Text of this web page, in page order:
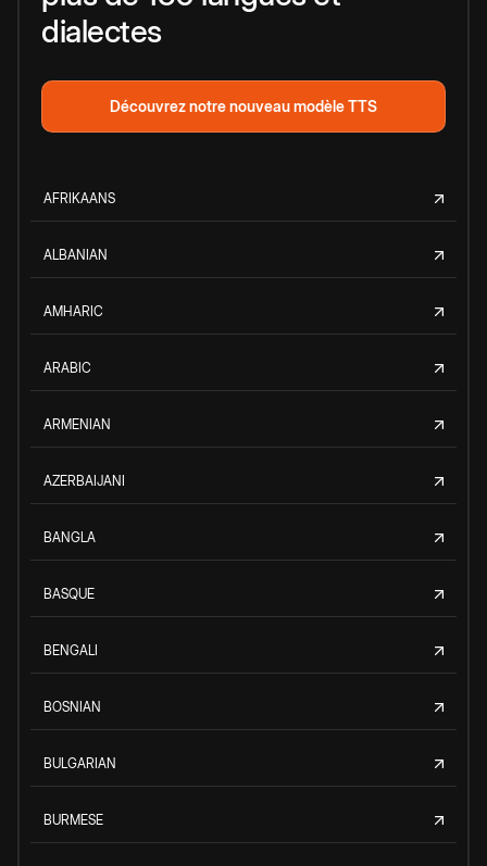
dialectes
Découvrez notre nouveau modèle TTS
AFRIKAANS
ALBANIAN
AMHARIC
ARABIC
ARMENIAN
AZERBAIJANI
BANGLA
BASQUE
BENGALI
BOSNIAN
BULGARIAN
BURMESE